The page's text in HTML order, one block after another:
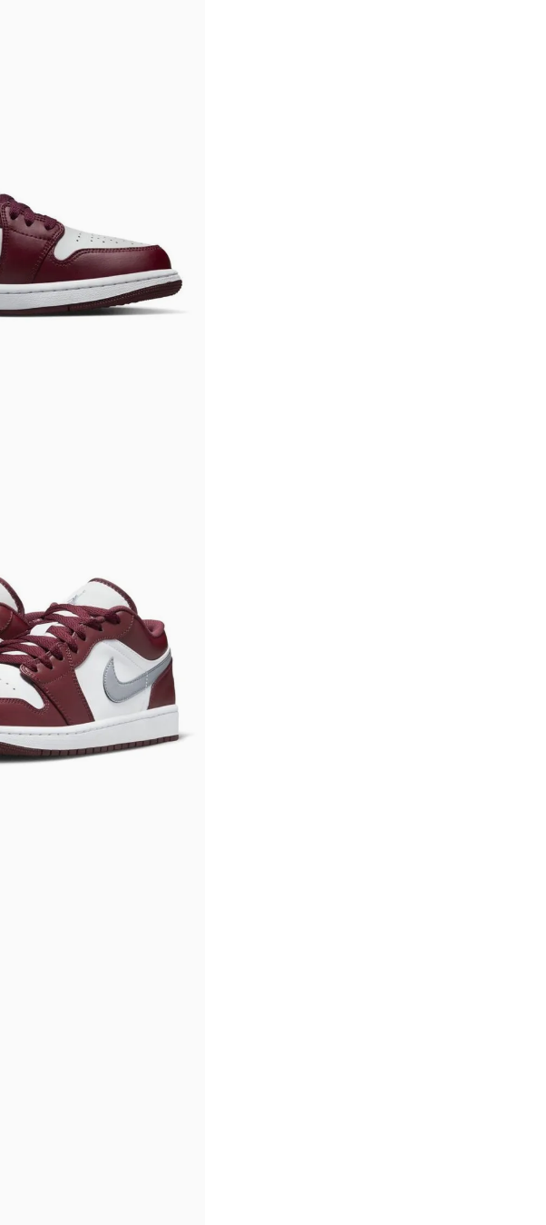
insira seu CEP
para sua região